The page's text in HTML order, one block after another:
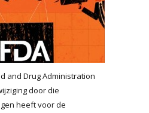
and Drug Administration
door die
heeft voor de